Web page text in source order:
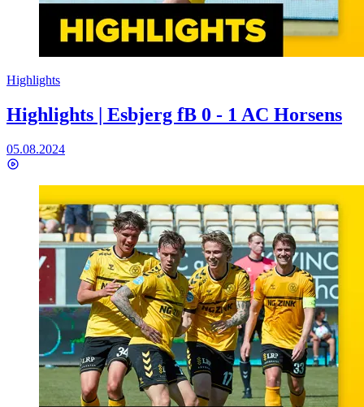
Highlights
Highlights | Esbjerg fB 0 - 1 AC Horsens
05.08.2024